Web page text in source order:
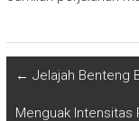
← Jelajah Benteng
Menguak Intensitas